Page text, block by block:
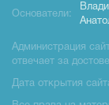
Основатели:
Администрация
отвечает за
Дата открытия